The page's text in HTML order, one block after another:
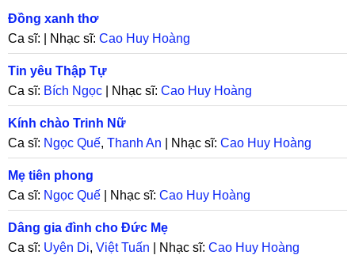
Đồng xanh thơ
Ca sĩ: | Nhạc sĩ: Cao Huy Hoàng
Tin yêu Thập Tự
Ca sĩ: Bích Ngọc | Nhạc sĩ: Cao Huy Hoàng
Kính chào Trinh Nữ
Ca sĩ: Ngọc Quế, Thanh An | Nhạc sĩ: Cao Huy Hoàng
Mẹ tiên phong
Ca sĩ: Ngọc Quế | Nhạc sĩ: Cao Huy Hoàng
Dâng gia đình cho Đức Mẹ
Ca sĩ: Uyên Di, Việt Tuấn | Nhạc sĩ: Cao Huy Hoàng